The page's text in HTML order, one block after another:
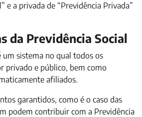
e a privada de “Previdência Privada”
da Previdência Social
um sistema no qual todos os
privado e público, bem como
afiliados.
garantidos, como é o caso das
podem contribuir com a Previdência